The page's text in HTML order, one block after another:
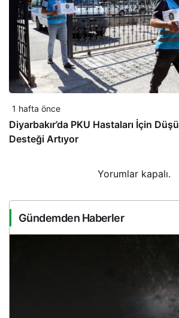
1 hafta önce
Diyarbakır’da PKU Hastaları İçin
Desteği Artıyor
Yorumlar kapalı.
Gündemden Haberler